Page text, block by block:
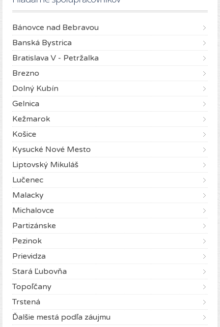
Bánovce nad Bebravou
Banská Bystrica
Bratislava V - Petržalka
Brezno
Dolný Kubín
Gelnica
Kežmarok
Košice
Kysucké Nové Mesto
Liptovský Mikuláš
Lučenec
Malacky
Michalovce
Partizánske
Pezinok
Prievidza
Stará Ľubovňa
Topoľčany
Trstená
Ďalšie mestá podľa záujmu